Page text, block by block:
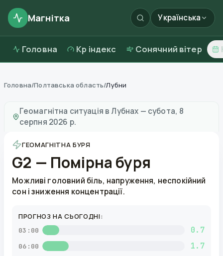
Магнітка Українська
Головна Kp індекс Сонячний вітер
Головна/Полтавська область/Лубни
Геомагнітна ситуація в Лубнах — субота, 8
серпня 2026 р.
ГЕОМАГНІТНА БУРЯ
G2 — Помірна буря
Можливі головний біль, напруження, неспокійний
сон і зниження концентрації.
ПРОГНОЗ НА СЬОГОДНІ:
03:00 0.7
06:00 1.7